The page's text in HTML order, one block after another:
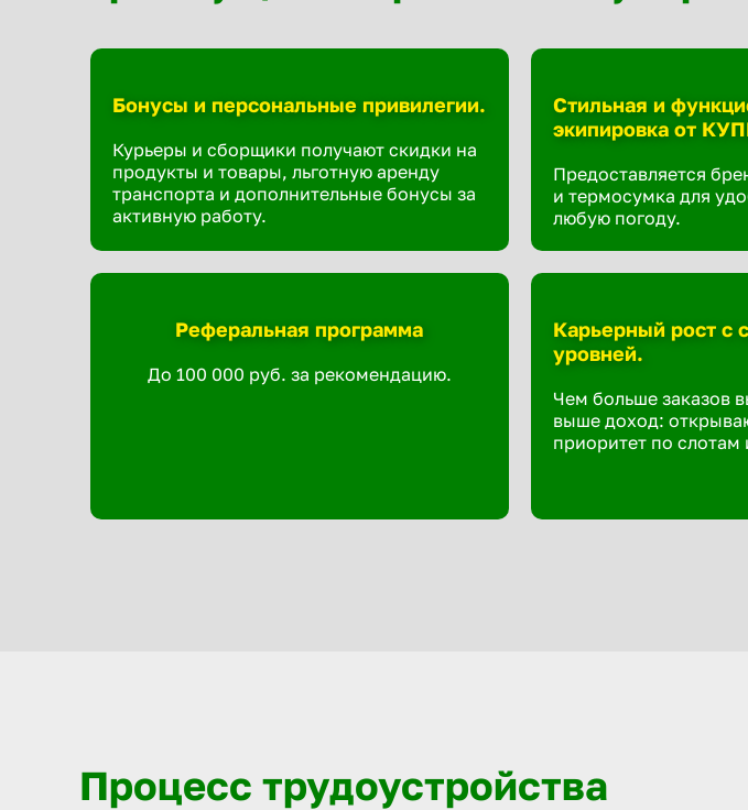
Бонусы и персональные привилегии.
Курьеры и сборщики получают скидки на
продукты и товары, льготную аренду
транспорта и дополнительные бонусы за
активную работу.
Стильная и
экипировка от
Предоставляется
и термосумка для
любую погоду.
Реферальная программа
До 100 000 руб. за рекомендацию.
Карьерный рост с
уровней.
Чем больше заказов
выше доход:
приоритет по
Процесс трудоустройства